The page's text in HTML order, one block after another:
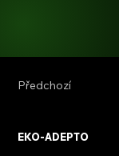
Předchozí
EKO-ADEPTO